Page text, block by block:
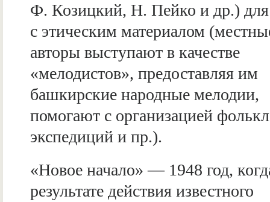
Ф. Козицкий, Н. Пейко и др.)
с этическим материалом
авторы выступают в качестве
«мелодистов», предоставляя им
башкирские народные мелодии,
помогают с организацией
экспедиций и пр.).
«Новое начало» — 1948 год,
результате действия известного